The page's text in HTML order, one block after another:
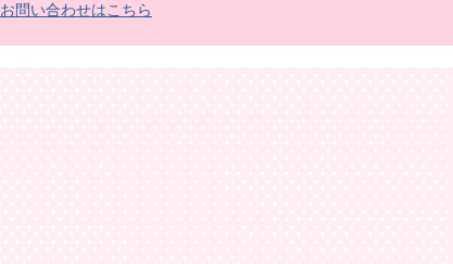
お問い合わせはこちら